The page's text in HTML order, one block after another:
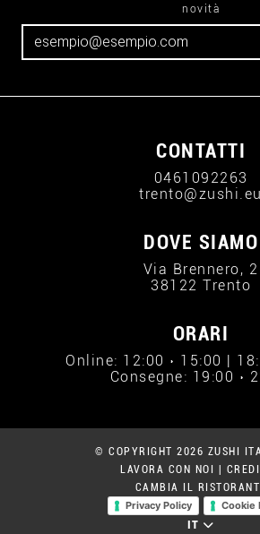
novità
CONTATTI
0461092263
trento@zushi.eu
DOVE SIAMO
Via Brennero, 2
38122 Trento
ORARI
Online: 12:00 › 15:00 |
Consegne: 19:00 ›
© COPYRIGHT 2026 ZUSHI
LAVORA CON NOI
CAMBIA IL
Privacy Policy
Cookie
IT